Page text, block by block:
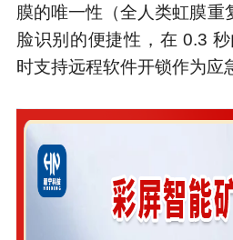
膜的唯一性（全人类虹膜重
脸识别的便捷性，在 0.3
时支持远程软件开锁作为应